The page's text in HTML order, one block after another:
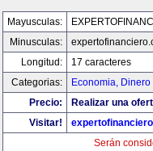
Mayusculas:
Minusculas:
Longitud:
17 caracteres
Categorias:
Economia,
Precio:
Realizar una
Visitar!
Serán